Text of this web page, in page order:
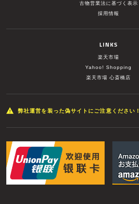
古物営業法に基づく表示
採用情報
LINKS
楽天市場
Yahoo! Shopping
楽天市場 心斎橋店
弊社運営を装った偽サイトにご注意ください！